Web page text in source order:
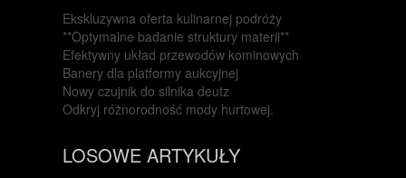
Ekskluzywna oferta kulinarnej podróży
**Optymalne badanie struktury materii**
Efektywny układ przewodów kominowych
Banery dla platformy aukcyjnej
Nowy czujnik do silnika deutz
Odkryj różnorodność mody hurtowej.
LOSOWE ARTYKUŁY